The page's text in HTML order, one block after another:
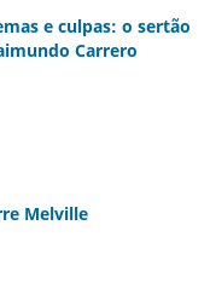
e culpas: o sertão
Carrero
Melville